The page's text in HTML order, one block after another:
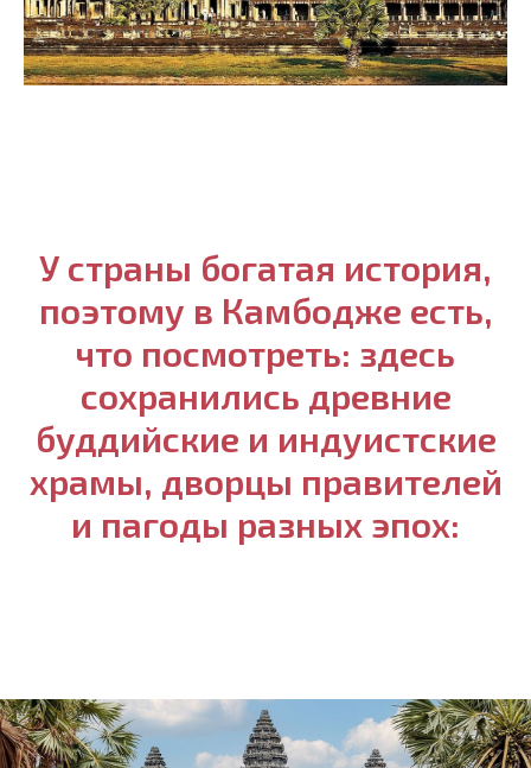
У страны богатая история,
поэтому в Камбодже есть,
что посмотреть: здесь
сохранились древние
буддийские и индуистские
храмы, дворцы правителей
и пагоды разных эпох: